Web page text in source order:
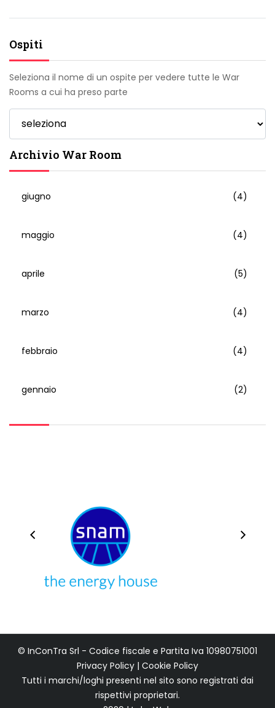
Ospiti
Seleziona il nome di un ospite per vedere tutte le War
Rooms a cui ha preso parte
Archivio War Room
giugno (4)
maggio (4)
aprile (5)
marzo (4)
febbraio (4)
gennaio (2)
© InConTra Srl - Codice fiscale e Partita Iva 10980751001
Privacy Policy | Cookie Policy
Tutti i marchi/loghi presenti nel sito sono registrati dai
rispettivi proprietari.